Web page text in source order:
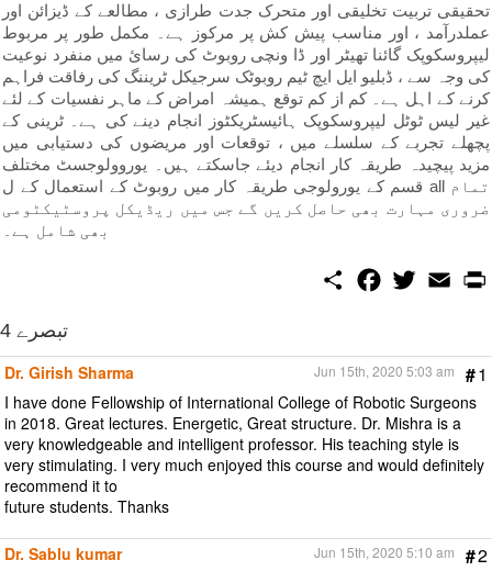
تحقیقی تربیت تخلیقی اور متحرک جدت طرازی ، مطالعے کے ڈیزائن اور
عملدرآمد ، اور مناسب پیش کش پر مرکوز ہے۔ مکمل طور پر مربوط
لیپروسکوپک گائنا تھیٹر اور ڈا ونچی روبوٹ کی رسائ میں منفرد نوعیت
کی وجہ سے ، ڈبلیو ایل ایچ ٹیم روبوٹک سرجیکل ٹریننگ کی رفاقت فراہم
کرنے کے اہل ہے۔ کم از کم توقع ہمیشہ امراض کے ماہر نفسیات کے لئے
غیر لیس ٹوٹل لیپروسکوپک ہائیسٹریکٹوز انجام دینے کی ہے۔ ٹرینی کے
پچھلے تجربے کے سلسلے میں ، توقعات اور مریضوں کی دستیابی میں
مزید پیچیدہ طریقہ کار انجام دیئے جاسکتے ہیں۔ یوروولوجسٹ مختلف
قسم کے یورولوجی طریقہ کار میں روبوٹ کے استعمال کے ل all تمام
ضروری مہارت بھی حاصل کریں گے جس میں ریڈیکل پروسٹیکٹومی
بھی شامل ہے۔
S
h
F
a
o
o
k
T
w
e
r
E
m
4 تبصرے
Dr. Girish Sharma
#1
Jun 15th, 2020 5:03 am
I have done Fellowship of International College of Robotic Surgeons
in 2018. Great lectures. Energetic, Great structure. Dr. Mishra is a
very knowledgeable and intelligent professor. His teaching style is
very stimulating. I very much enjoyed this course and would definitely
recommend it to
future students. Thanks
Dr. Sablu kumar #2
Jun 15th, 2020 5:10 am